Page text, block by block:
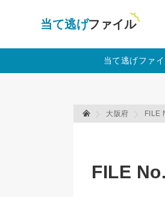
:
当て逃げファ
当て逃げファイル
大阪府 FILE
FILE